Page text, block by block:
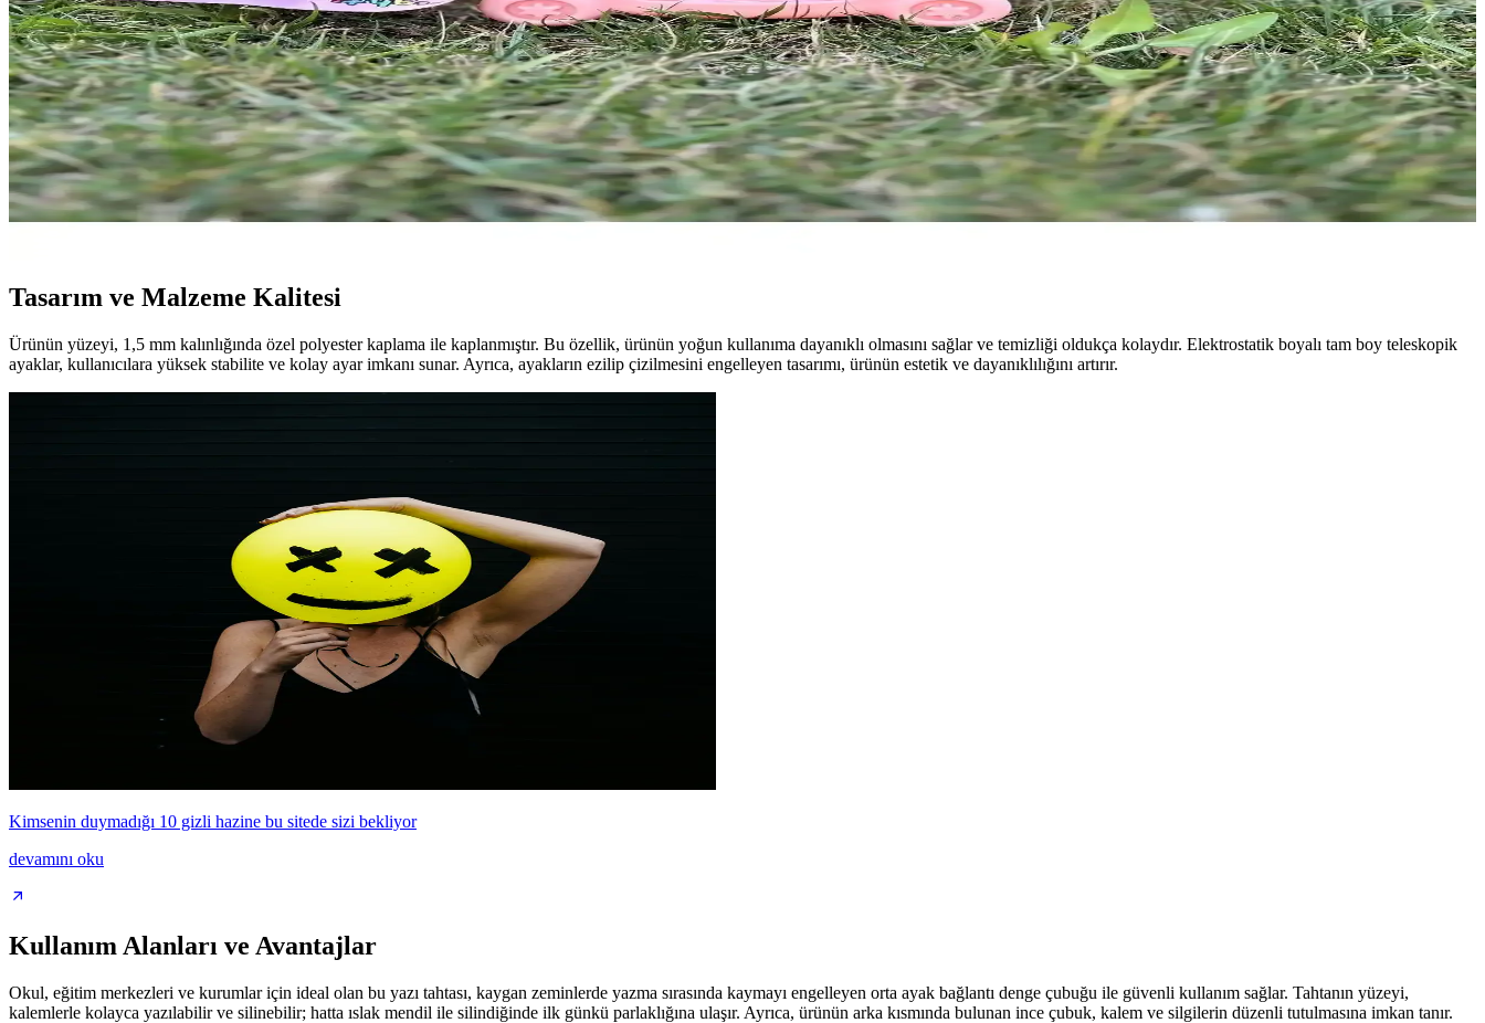
Çocuklar ve gençler için çok fonksiyonlu dayanıklı ve şık günlük kullanım seti
Sağlam ve şık tasarımlı bu set, çocukların ve gençlerin günlük ihtiyaçlarını pratik ve hijyenik şekilde karşılar, kullanım kolaylığı sağlar.
Herevin Minnie Mouse 500 ml Pembe Lisanslı Çocuk Matara ve Kullanım İpuçları
Türkiye’de üretilen, 500 ml kapasiteli, dayanıklı ve BPA içermeyen Minnie Mouse temalı çocuk matara, hafif ve pratik tasarımıyla günlük kullanım için ideal bir içecek kabıdır.
Çocuklar İçin Dayanıklı ve Motivasyonel 1000 ML Suluk Matara Özellikleri ve Kullanım İpuçları
Tasarım ve Malzeme Kalitesi
Ürünün yüzeyi, 1,5 mm kalınlığında özel polyester kaplama ile kaplanmıştır. Bu özellik, ürünün yoğun kullanıma dayanıklı olmasını sağlar ve temizliği oldukça kolaydır. Elektrostatik boyalı tam boy teleskopik
ayaklar, kullanıcılara yüksek stabilite ve kolay ayar imkanı sunar. Ayrıca, ayakların ezilip çizilmesini engelleyen tasarımı, ürünün estetik ve dayanıklılığını artırır.
Kimsenin duymadığı 10 gizli hazine bu sitede sizi bekliyor
devamını oku
Kullanım Alanları ve Avantajlar
Okul, eğitim merkezleri ve kurumlar için ideal olan bu yazı tahtası, kaygan zeminlerde yazma sırasında kaymayı engelleyen orta ayak bağlantı denge çubuğu ile güvenli kullanım sağlar. Tahtanın yüzeyi,
kalemlerle kolayca yazılabilir ve silinebilir; hatta ıslak mendil ile silindiğinde ilk günkü parlaklığına ulaşır. Ayrıca, ürünün arka kısmında bulunan ince çubuk, kalem ve silgilerin düzenli tutulmasına imkan tanır.